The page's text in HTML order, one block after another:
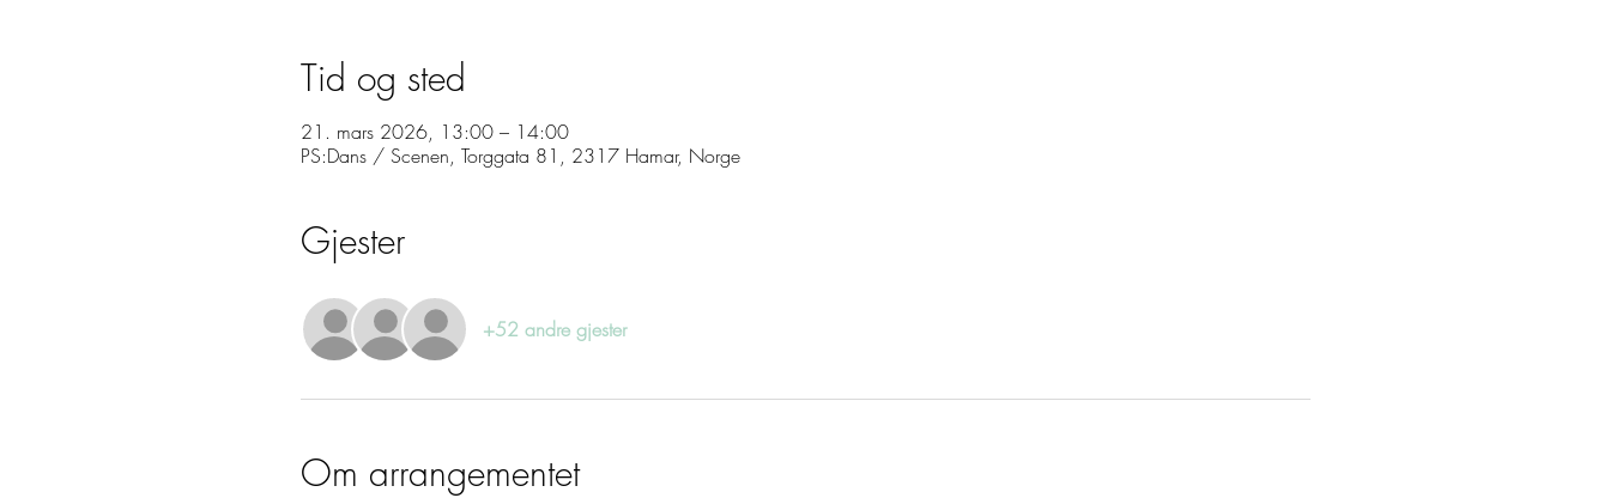
Tid og sted
21. mars 2026, 13:00 – 14:00
PS:Dans / Scenen, Torggata 81, 2317 Hamar, Norge
Gjester
+52 andre gjester
Om arrangementet